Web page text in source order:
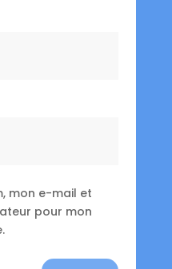
mon e-mail et
pour mon